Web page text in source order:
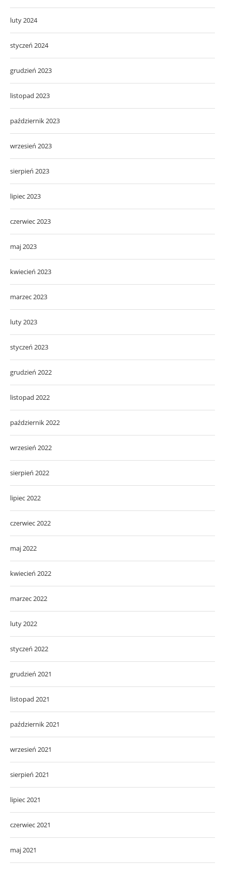
luty 2024
styczeń 2024
grudzień 2023
listopad 2023
październik 2023
wrzesień 2023
sierpień 2023
lipiec 2023
czerwiec 2023
maj 2023
kwiecień 2023
marzec 2023
luty 2023
styczeń 2023
grudzień 2022
listopad 2022
październik 2022
wrzesień 2022
sierpień 2022
lipiec 2022
czerwiec 2022
maj 2022
kwiecień 2022
marzec 2022
luty 2022
styczeń 2022
grudzień 2021
listopad 2021
październik 2021
wrzesień 2021
sierpień 2021
lipiec 2021
czerwiec 2021
maj 2021